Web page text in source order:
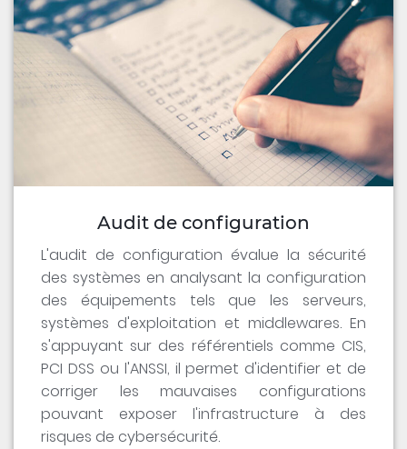
Audit de configuration
L'audit de configuration évalue la sécurité
des systèmes en analysant la configuration
des équipements tels que les serveurs,
systèmes d'exploitation et middlewares. En
s'appuyant sur des référentiels comme CIS,
PCI DSS ou l'ANSSI, il permet d'identifier et de
corriger les mauvaises configurations
pouvant exposer l'infrastructure à des
risques de cybersécurité.